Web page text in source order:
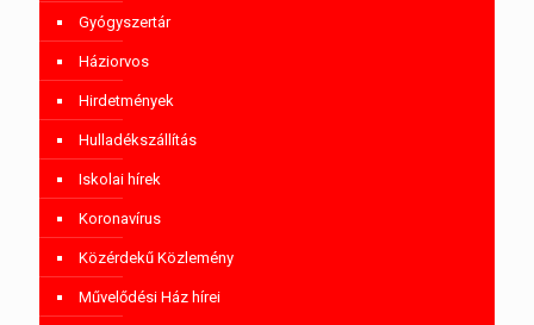
Gyógyszertár
Háziorvos
Hirdetmények
Hulladékszállítás
Iskolai hírek
Koronavírus
Közérdekű Közlemény
Művelődési Ház hírei